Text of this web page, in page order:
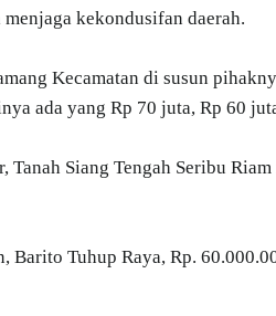
kekondusifan daerah.
Kecamatan di susun
ada yang Rp 70 juta, Rp 60
Siang Tengah Seribu
Barito Tuhup Raya, Rp.